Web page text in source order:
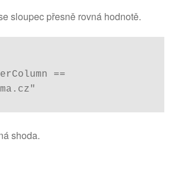
sloupec přesně rovná hodnotě.
==
shoda.